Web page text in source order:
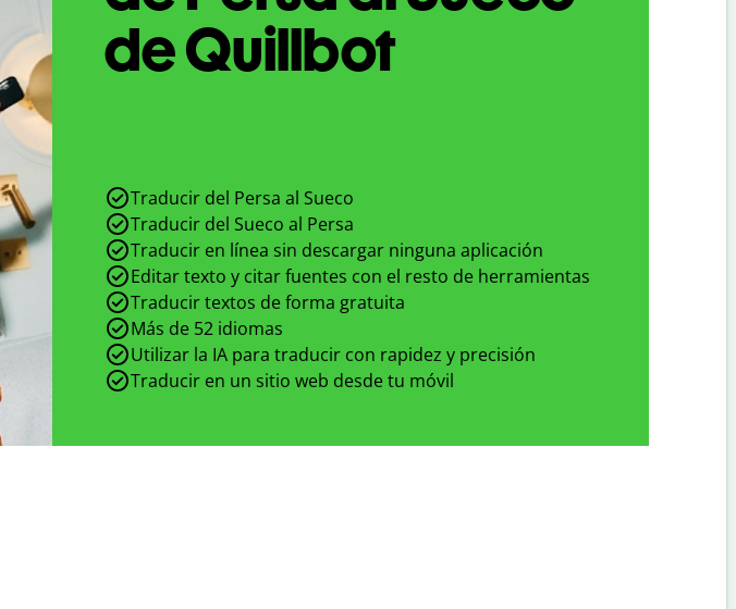
de Quillbot
Traducir del Persa al Sueco
Traducir del Sueco al Persa
Traducir en línea sin descargar ninguna aplicación
Editar texto y citar fuentes con el resto de herramientas
Traducir textos de forma gratuita
Más de 52 idiomas
Utilizar la IA para traducir con rapidez y precisión
Traducir en un sitio web desde tu móvil